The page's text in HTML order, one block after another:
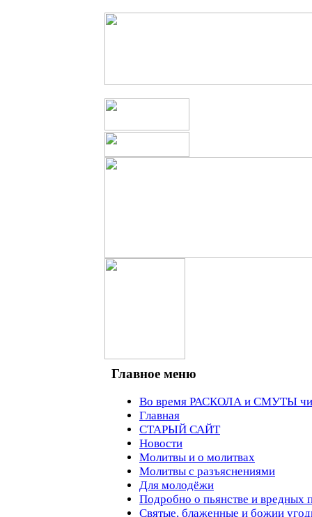
Главное меню
Во время РАСКОЛА и СМУТЫ
Главная
СТАРЫЙ САЙТ
Новости
Молитвы и о молитвах
Молитвы с разъяснениями
Для молодёжи
Подробно о пьянстве и вредных
Святые, блаженные и божии